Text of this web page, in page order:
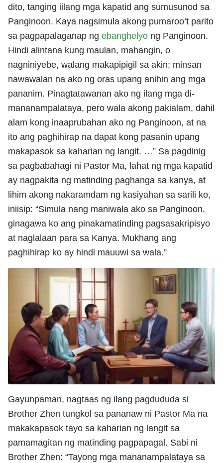
dito, tanging iilang mga kapatid ang sumusunod sa
Panginoon. Kaya nagsimula akong pumaroo’t parito
sa pagpapalaganap ng ebanghelyo ng Panginoon.
Hindi alintana kung maulan, mahangin, o
nagniniyebe, walang makapipigil sa akin; minsan
nawawalan na ako ng oras upang anihin ang mga
pananim. Pinagtatawanan ako ng ilang mga di-
mananampalataya, pero wala akong pakialam, dahil
alam kong inaaprubahan ako ng Panginoon, at na
ito ang paghihirap na dapat kong pasanin upang
makapasok sa kaharian ng langit. …” Sa pagdinig
sa pagbabahagi ni Pastor Ma, lahat ng mga kapatid
ay nagpakita ng matinding paghanga sa kanya, at
lihim akong nakaramdam ng kasiyahan sa sarili ko,
iniisip: “Simula nang maniwala ako sa Panginoon,
ginagawa ko ang pinakamatinding pagsasakripisyo
at naglalaan para sa Kanya. Mukhang ang
paghihirap ko ay hindi mauuwi sa wala.”
Gayunpaman, nagtaas ng ilang pagdududa si
Brother Zhen tungkol sa pananaw ni Pastor Ma na
makakapasok tayo sa kaharian ng langit sa
pamamagitan ng matinding pagpapagal. Sabi ni
Brother Zhen: “Tayong mga mananampalataya sa